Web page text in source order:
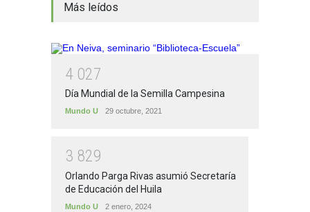
Más leídos
4 027
Día Mundial de la Semilla Campesina
Mundo U 29 octubre, 2021
3 829
Orlando Parga Rivas asumió Secretaría
de Educación del Huila
Mundo U 2 enero, 2024